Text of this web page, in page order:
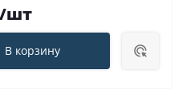
шт
В корзину